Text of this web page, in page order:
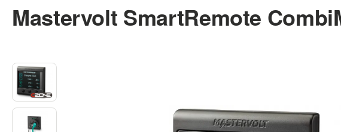
Mastervolt SmartRemote
Bildergalerie überspringen